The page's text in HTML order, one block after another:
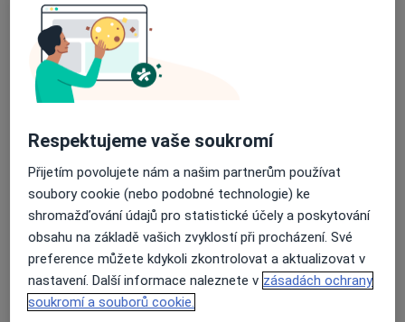
Přidejte svůj názor
29 názorů
Recenze pacientů jsou pro nás důležité.
Specialisté nemají možnost zaplatit za
odstranění nebo změnu recenze pacienta.
Další informace. Další informace o názorech
Respektujeme vaše soukromí
Přijetím povolujete nám a našim partnerům používat
soubory cookie (nebo podobné technologie) ke
shromažďování údajů pro statistické účely a poskytování
obsahu na základě vašich zvyklostí při procházení. Své
preference můžete kdykoli zkontrolovat a aktualizovat v
nastavení. Další informace naleznete v zásadách ochrany
soukromí a souborů cookie.